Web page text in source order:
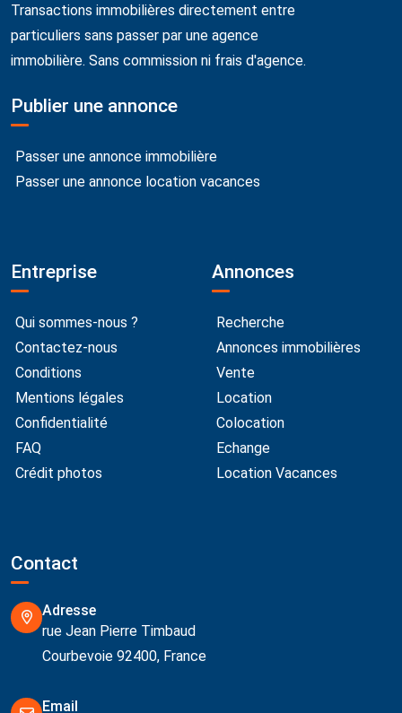
Transactions immobilières directement entre
particuliers sans passer par une agence
immobilière. Sans commission ni frais d'agence.
Publier une annonce
Passer une annonce immobilière
Passer une annonce location vacances
Entreprise
Qui sommes-nous ?
Contactez-nous
Conditions
Mentions légales
Confidentialité
FAQ
Crédit photos
Annonces
Recherche
Annonces immobilières
Vente
Location
Colocation
Echange
Location Vacances
Contact
Adresse
rue Jean Pierre Timbaud
Courbevoie 92400, France
Email